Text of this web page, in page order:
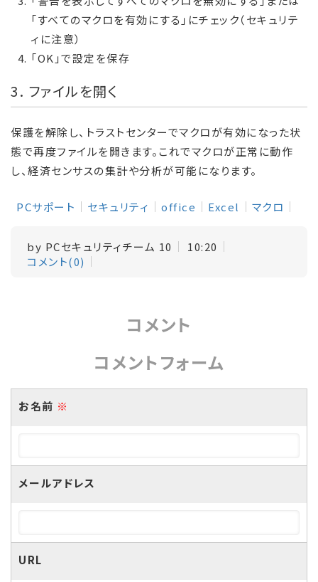
「すべてのマクロを有効にする」にチェック（セキュリテ
ィに注意）
「OK」で設定を保存
3. ファイルを開く
保護を解除し、トラストセンターでマクロが有効になった状
態で再度ファイルを開きます。これでマクロが正常に動作
し、経済センサスの集計や分析が可能になります。
PCサポート セキュリティ office Excel マクロ
by PCセキュリティチーム 10
10:20
コメント(0)
コメント
コメントフォーム
お名前 ※
メールアドレス
URL